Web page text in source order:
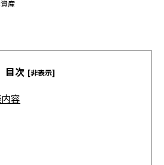
産
目次 [非表示]
容